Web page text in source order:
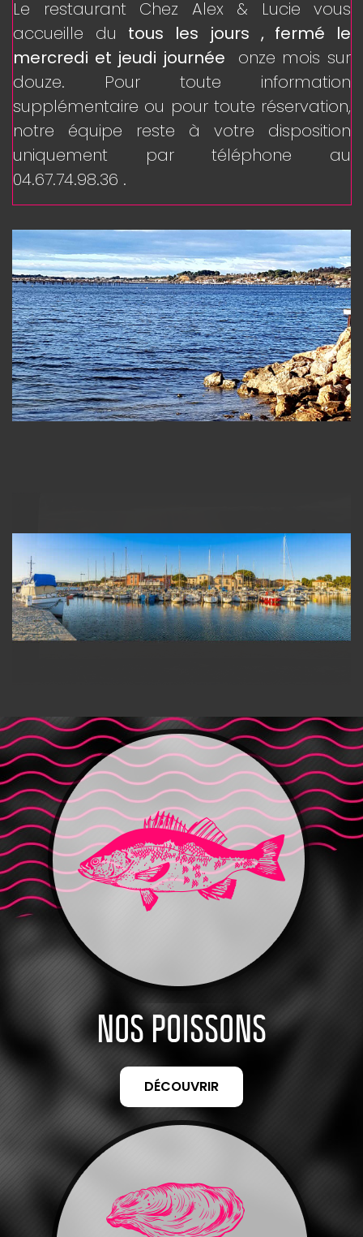
Le restaurant Chez Alex & Lucie vous
accueille du tous les jours , fermé le
mercredi et jeudi journée
onze mois sur
douze. Pour toute information
supplémentaire ou pour toute réservation,
notre équipe reste à votre disposition
uniquement par téléphone au
04.67.74.98.36 .
NOS POISSONS
DÉCOUVRIR